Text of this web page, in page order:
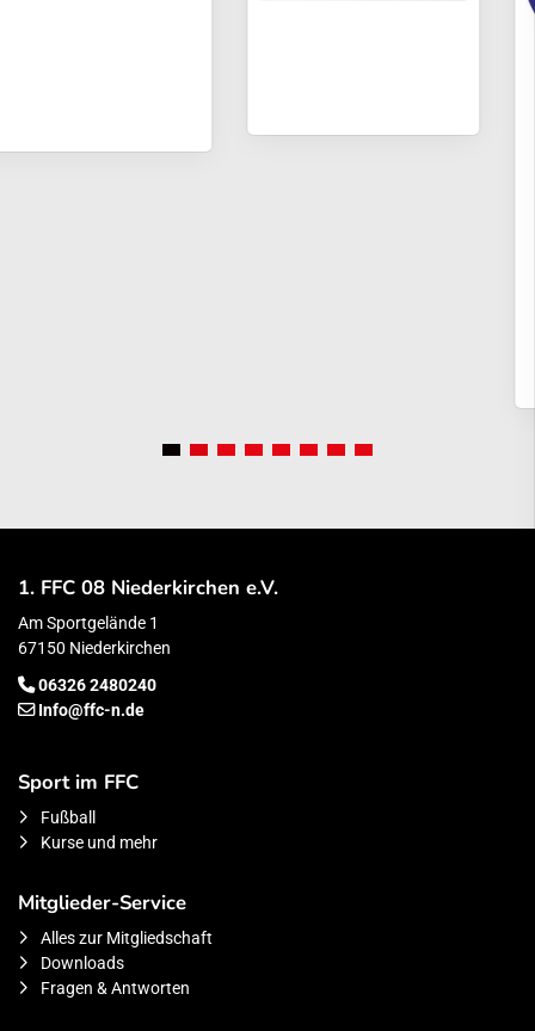
1. FFC 08 Niederkirchen e.V.
Am Sportgelände 1
67150 Niederkirchen
06326 2480240
Info@ffc-n.de
Sport im FFC
Fußball
Kurse und mehr
Mitglieder-Service
Alles zur Mitgliedschaft
Downloads
Fragen & Antworten